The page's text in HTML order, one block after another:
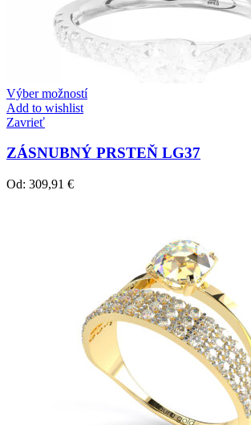
Zásnubné prstne z kolekcie Crown Beauty.
Výber možností
Add to wishlist
Zavrieť
ZÁSNUBNÝ PRSTEŇ LG37
Od: 309,91 €